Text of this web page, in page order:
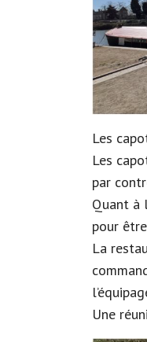
Les
Les
par
Quant à
pour
La
Une